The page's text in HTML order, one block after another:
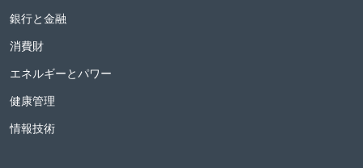
銀行と金融
消費財
エネルギーとパワー
健康管理
情報技術